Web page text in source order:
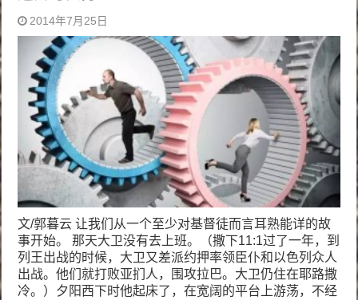
2014年7月25日
文/郭暮云 让我们从一个至少对基督徒而言耳熟能详的故
事开始。 那天大卫没有去上班。（撒下11:1过了一年，到
列王出战的时候，大卫又差派约押率领臣仆和以色列众人
出战。他们就打败亚扪人，围攻拉巴。大卫仍住在耶路撒
冷。）夕阳西下时他起床了，在宽阔的平台上游荡，不经